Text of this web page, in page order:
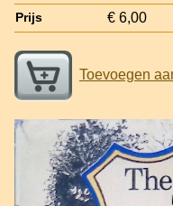
Prijs € 6,00
Toevoegen